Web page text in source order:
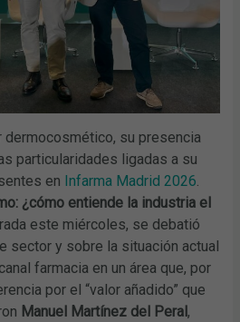
su presencia
particularidades ligadas a su
en Infarma Madrid 2026
¿cómo entiende la industria el
este miércoles, se debatió
sector y sobre la situación actual
farmacia en un área que, por
por el “valor añadido” que
Manuel Martínez del Peral,